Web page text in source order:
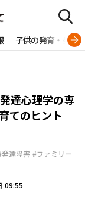
子供の発育・発達
達心理学の専
てのヒント｜
発達障害 #ファミリー
09:55